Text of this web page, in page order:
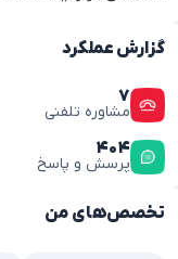
گزارش عملکرد
۷
مشاوره تلفنی
۴۰۴
پرسش و پاسخ
تخصص‌های من